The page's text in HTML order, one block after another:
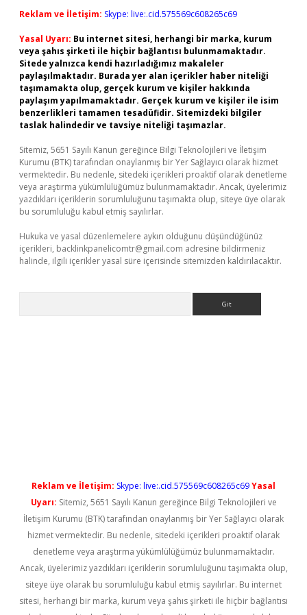
Reklam ve İletişim: Skype: live:.cid.575569c608265c69
Yasal Uyarı: Bu internet sitesi, herhangi bir marka, kurum
veya şahıs şirketi ile hiçbir bağlantısı bulunmamaktadır.
Sitede yalnızca kendi hazırladığımız makaleler
paylaşılmaktadır. Burada yer alan içerikler haber niteliği
taşımamakta olup, gerçek kurum ve kişiler hakkında
paylaşım yapılmamaktadır. Gerçek kurum ve kişiler ile isim
benzerlikleri tamamen tesadüfidir. Sitemizdeki bilgiler
taslak halindedir ve tavsiye niteliği taşımazlar.
Sitemiz, 5651 Sayılı Kanun gereğince Bilgi Teknolojileri ve İletişim
Kurumu (BTK) tarafından onaylanmış bir Yer Sağlayıcı olarak hizmet
vermektedir. Bu nedenle, sitedeki içerikleri proaktif olarak denetleme
veya araştırma yükümlülüğümüz bulunmamaktadır. Ancak, üyelerimiz
yazdıkları içeriklerin sorumluluğunu taşımakta olup, siteye üye olarak
bu sorumluluğu kabul etmiş sayılırlar.
Hukuka ve yasal düzenlemelere aykırı olduğunu düşündüğünüz
içerikleri, backlinkpanelicomtr@gmail.com adresine bildirmeniz
halinde, ilgili içerikler yasal süre içerisinde sitemizden kaldırılacaktır.
Reklam ve İletişim: Skype: live:.cid.575569c608265c69Yasal
Uyarı: Sitemiz, 5651 Sayılı Kanun gereğince Bilgi Teknolojileri ve
İletişim Kurumu (BTK) tarafından onaylanmış bir Yer Sağlayıcı olarak
hizmet vermektedir. Bu nedenle, sitedeki içerikleri proaktif olarak
denetleme veya araştırma yükümlülüğümüz bulunmamaktadır.
Ancak, üyelerimiz yazdıkları içeriklerin sorumluluğunu taşımakta olup,
siteye üye olarak bu sorumluluğu kabul etmiş sayılırlar. Bu internet
sitesi, herhangi bir marka, kurum veya şahıs şirketi ile hiçbir bağlantısı